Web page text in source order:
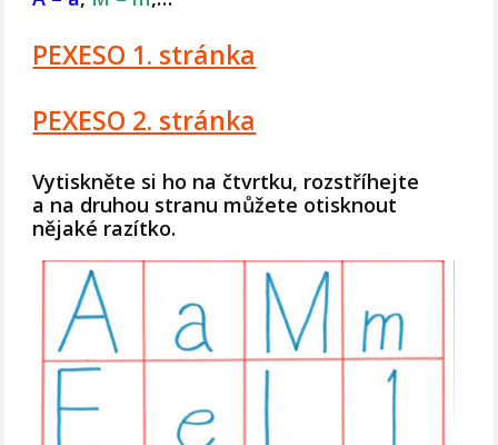
PEXESO 1. stránka
PEXESO 2. stránka
Vytiskněte si ho na čtvrtku, rozstříhejte
a na druhou stranu můžete otisknout
nějaké razítko.